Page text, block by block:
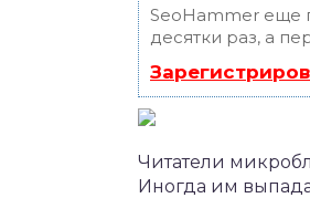
SeoHammer еще
десятки раз, а
Читатели
Иногда им